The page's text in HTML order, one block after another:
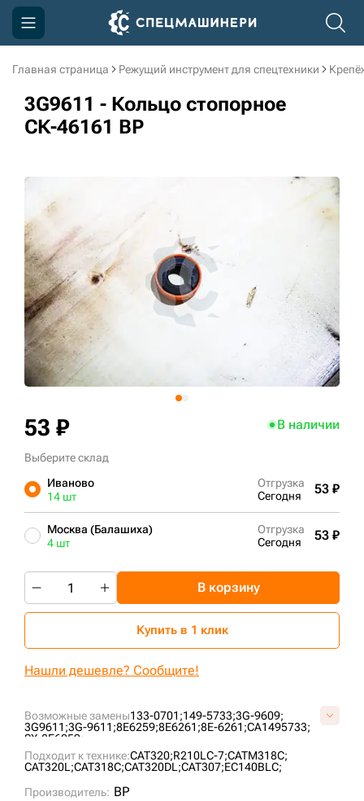
Главная страница Режущий инструмент для спецтехники
3G9611 - Кольцо стопорное
СК-46161 BP
Возможные замены133-0701;149-5733;3G-9609;
3G9611;3G-9611;8E6259;8E6261;8E-6261;CA1495733;
SX-8E6259;
Подходит к технике:CAT320;R210LC-7;CATM318C;
CAT320L;CAT318C;CAT320DL;CAT307;EC140BLC;
Производитель: BP
53 ₽ В наличии
Выберите склад
Иваново
14 шт
Отгрузка
Сегодня
53 ₽
Москва (Балашиха)
4 шт
Отгрузка
Сегодня
53 ₽
В корзину
Купить в 1 клик
Нашли дешевле? Сообщите!
Компания
Акции
Информация
Контакты
3D тур по производству
3D тур по складам
sksale@skdst.ru
+7 (499) 394-50-93